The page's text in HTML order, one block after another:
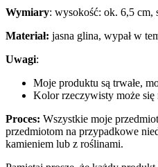
Wymiary: wysokość: ok. 6,5 cm,
Materiał: jasna glina, wypał w
Uwagi:
Moje produktu są trwałe,
Kolor rzeczywisty może się
Proces: Wszystkie moje
przedmiotom na przypadkowe
kamieniem lub z roślinami.